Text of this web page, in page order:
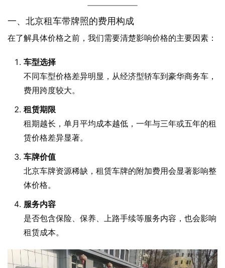
一、北京租车带牌照的费用构成
在了解具体价格之前，我们需要清楚影响价格的主要因素：
车型选择
不同车型价格差异明显，从经济型轿车到豪华商务车，
费用跨度较大。
租赁期限
租期越长，单月平均成本越低，一年与三年或五年的租
赁价格差异显著。
车牌价值
北京车牌资源稀缺，租赁车牌的附加费用会显著影响整
体价格。
服务内容
是否包含保险、保养、上路手续等服务内容，也会影响
租赁成本。